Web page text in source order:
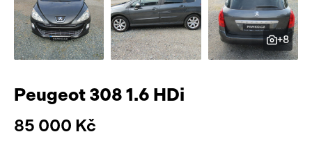
Pracovní stroje
Náhradní díly
Auto a život
Videa
+8
Peugeot 308 1.6 HDi
85 000 Kč